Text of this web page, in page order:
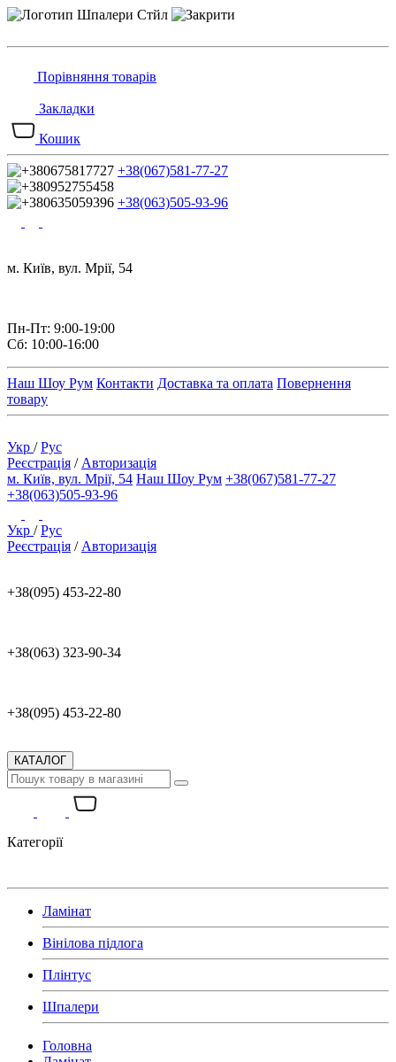
Порівняння товарів
Закладки
Кошик
+38(067)581-77-27
+38(063)505-93-96
м. Київ, вул. Мрії, 54
Пн-Пт: 9:00-19:00
Сб: 10:00-16:00
Наш Шоу Рум Контакти Доставка та оплата Повернення
товару
Укр /Рус
Реєстрація / Авторизація
м. Київ, вул. Мрії, 54 Наш Шоу Рум +38(067)581-77-27
+38(063)505-93-96
Укр /Рус
Реєстрація / Авторизація
+38(095) 453-22-80
+38(063) 323-90-34
+38(095) 453-22-80
КАТАЛОГ
Категорії
Ламінат
Вінілова підлога
Плінтус
Шпалери
Головна